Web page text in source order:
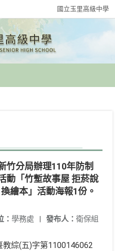
國立玉里高級中學
竹分局辦理110年防制
動「竹塹故事屋 拒菸說
繪本」活動海報1份。
發布人： 衛保組
： 學務處 |
綜(五)字第1100146062